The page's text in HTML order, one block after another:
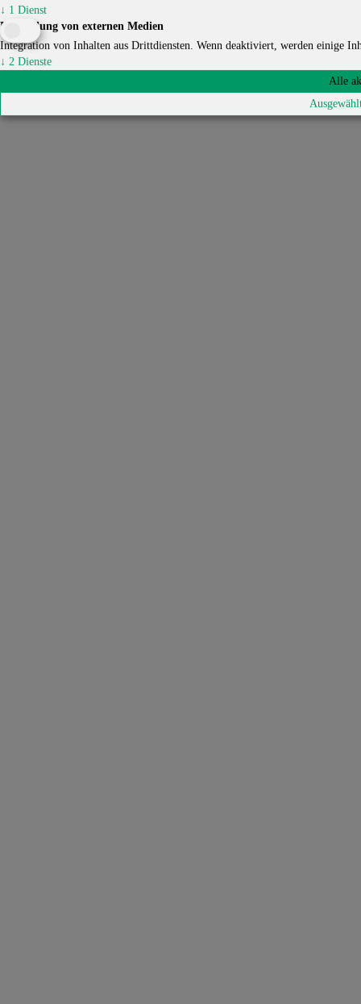
↓ 1 Dienst
Einbindung von externen Medien
Integration von Inhalten aus Drittdiensten. Wenn deaktiviert, werden einige
↓ 2 Dienste
Alle